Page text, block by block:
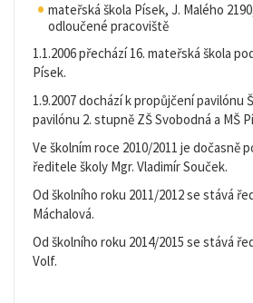
mateřská škola Písek, J. Malého
odloučené pracoviště
1.1.2006 přechází 16. mateřská škola
Písek.
1.9.2007 dochází k propůjčení pavilónu
pavilónu 2. stupně ZŠ Svobodná a MŠ
Ve školním roce 2010/2011 je dočasně
ředitele školy Mgr. Vladimír Souček.
Od školního roku 2011/2012 se stává
Máchalová.
Od školního roku 2014/2015 se stává
Volf.